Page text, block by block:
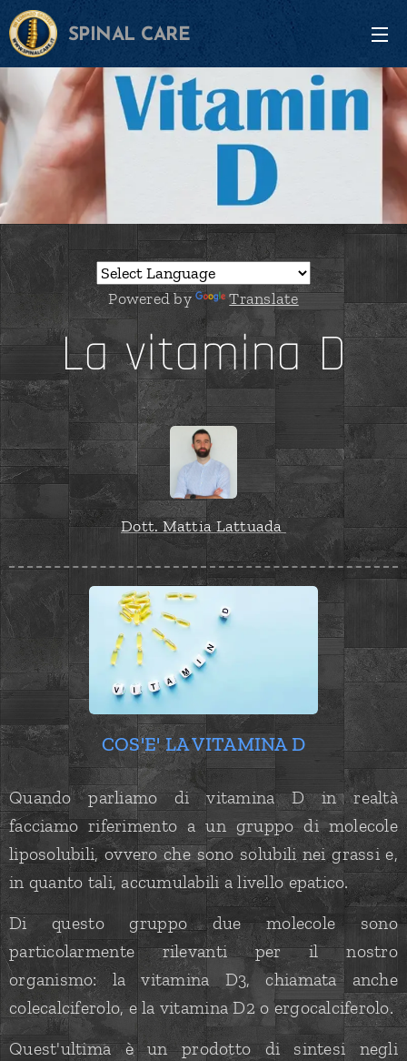
SPINAL CARE
Powered by Translate
La vitamina D
Dott. Mattia Lattuada
COS'E' LA VITAMINA D
Quando parliamo di vitamina D in realtà
facciamo riferimento a un gruppo di molecole
liposolubili, ovvero che sono solubili nei grassi e,
in quanto tali, accumulabili a livello epatico.
Di questo gruppo due molecole sono
particolarmente rilevanti per il nostro
organismo: la vitamina D3, chiamata anche
colecalciferolo, e la vitamina D2 o ergocalciferolo.
Quest'ultima è un prodotto di sintesi negli